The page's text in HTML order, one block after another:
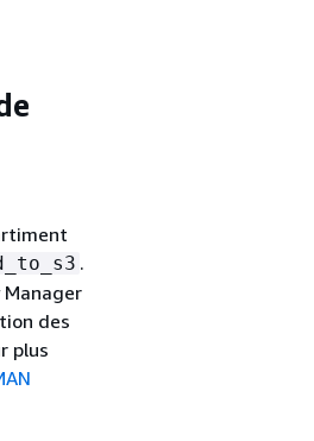
.
Manager
des
plus